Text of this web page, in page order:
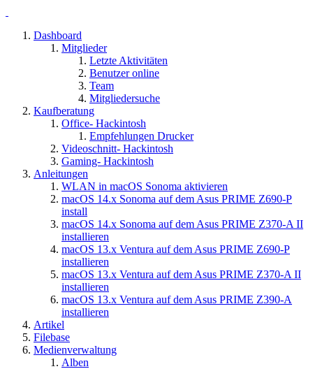
Dashboard
Mitglieder
Letzte Aktivitäten
Benutzer online
Team
Mitgliedersuche
Kaufberatung
Office- Hackintosh
Empfehlungen Drucker
Videoschnitt- Hackintosh
Gaming- Hackintosh
Anleitungen
WLAN in macOS Sonoma aktivieren
macOS 14.x Sonoma auf dem Asus PRIME Z690-P
install
macOS 14.x Sonoma auf dem Asus PRIME Z370-A II
installieren
macOS 13.x Ventura auf dem Asus PRIME Z690-P
installieren
macOS 13.x Ventura auf dem Asus PRIME Z370-A II
installieren
macOS 13.x Ventura auf dem Asus PRIME Z390-A
installieren
Artikel
Filebase
Medienverwaltung
Alben